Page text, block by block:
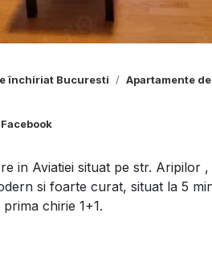
închiriat Bucuresti Apartamente
Facebook
in Aviatiei situat pe str. Aripilor ,
si foarte curat, situat la 5
chirie 1+1.